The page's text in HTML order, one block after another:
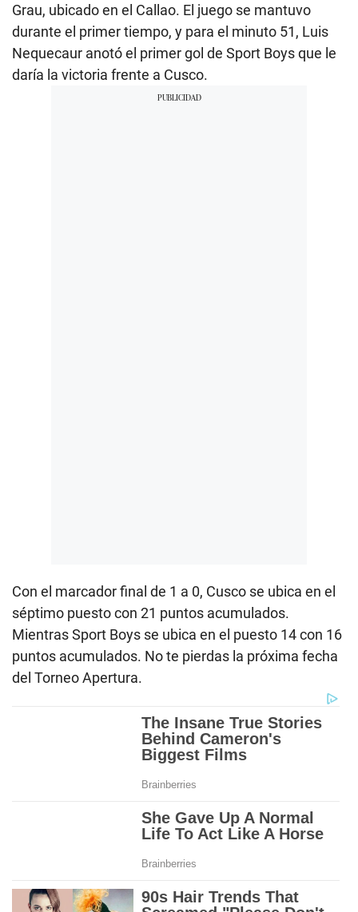
Grau, ubicado en el Callao. El juego se mantuvo
durante el primer tiempo, y para el minuto 51, Luis
Nequecaur anotó el primer gol de Sport Boys que le
daría la victoria frente a Cusco.
Con el marcador final de 1 a 0, Cusco se ubica en el
séptimo puesto con 21 puntos acumulados.
Mientras Sport Boys se ubica en el puesto 14 con 16
puntos acumulados. No te pierdas la próxima fecha
del Torneo Apertura.